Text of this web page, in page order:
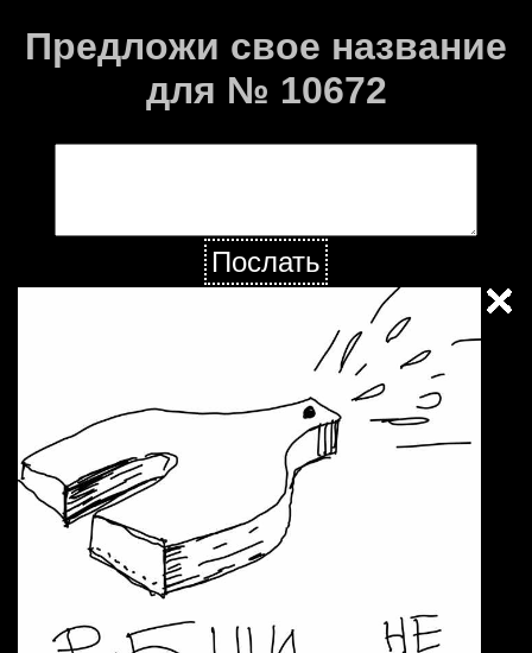
Предложи свое название
для № 10672
Послать